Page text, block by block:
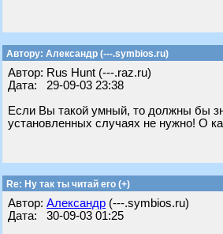
Автору: Александр (---.symbios.ru)
Автор: Rus Hunt (---.raz.ru)
Дата: 29-09-03 23:38
Если Вы такой умный, то должны бы
установленных случаях не нужно! О
Re: Ну так ты читай его (+)
Автор: Александр (---.symbios.ru)
Дата: 30-09-03 01:25